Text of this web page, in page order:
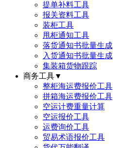
提单补料工具
报关资料工具
装柜工具
甩柜通知工具
落货通知书批量生成
入货通知书批量生成
集装箱货物跟踪
商务工具▼
整柜海运费报价工具
拼箱海运费报价工具
空运计费重量计算
空运报价工具
运费询价工具
贸易术语报价工具